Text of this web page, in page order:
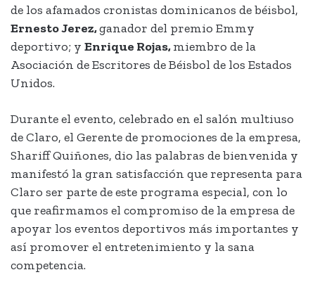
de los afamados cronistas dominicanos de béisbol,
Ernesto Jerez,ganador del premio Emmy
deportivo; y Enrique Rojas,miembro de la
Asociación de Escritores de Béisbol de los Estados
Unidos.
Durante el evento, celebrado en el salón multiuso
de Claro, el Gerente de promociones de la empresa,
Shariff Quiñones, dio las palabras de bienvenida y
manifestó la gran satisfacción que representa para
Claro ser parte de este programa especial, con lo
que reafirmamos el compromiso de la empresa de
apoyar los eventos deportivos más importantes y
así promover el entretenimiento y la sana
competencia.